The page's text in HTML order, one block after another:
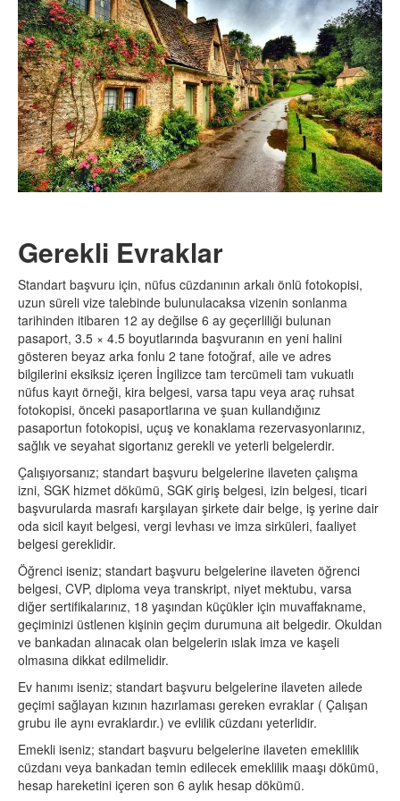
Gerekli Evraklar
Standart başvuru için, nüfus cüzdanının arkalı önlü fotokopisi,
uzun süreli vize talebinde bulunulacaksa vizenin sonlanma
tarihinden itibaren 12 ay değilse 6 ay geçerliliği bulunan
pasaport, 3.5 × 4.5 boyutlarında başvuranın en yeni halini
gösteren beyaz arka fonlu 2 tane fotoğraf, aile ve adres
bilgilerini eksiksiz içeren İngilizce tam tercümeli tam vukuatlı
nüfus kayıt örneği, kira belgesi, varsa tapu veya araç ruhsat
fotokopisi, önceki pasaportlarına ve şuan kullandığınız
pasaportun fotokopisi, uçuş ve konaklama rezervasyonlarınız,
sağlık ve seyahat sigortanız gerekli ve yeterli belgelerdir.
Çalışıyorsanız; standart başvuru belgelerine ilaveten çalışma
izni, SGK hizmet dökümü, SGK giriş belgesi, izin belgesi, ticari
başvurularda masrafı karşılayan şirkete dair belge, iş yerine dair
oda sicil kayıt belgesi, vergi levhası ve imza sirküleri, faaliyet
belgesi gereklidir.
Öğrenci iseniz; standart başvuru belgelerine ilaveten öğrenci
belgesi, CVP, diploma veya transkript, niyet mektubu, varsa
diğer sertifikalarınız, 18 yaşından küçükler için muvaffakname,
geçiminizi üstlenen kişinin geçim durumuna ait belgedir. Okuldan
ve bankadan alınacak olan belgelerin ıslak imza ve kaşeli
olmasına dikkat edilmelidir.
Ev hanımı iseniz; standart başvuru belgelerine ilaveten ailede
geçimi sağlayan kızının hazırlaması gereken evraklar ( Çalışan
grubu ile aynı evraklardır.) ve evlilik cüzdanı yeterlidir.
Emekli iseniz; standart başvuru belgelerine ilaveten emeklilik
cüzdanı veya bankadan temin edilecek emeklilik maaşı dökümü,
hesap hareketini içeren son 6 aylık hesap dökümü.